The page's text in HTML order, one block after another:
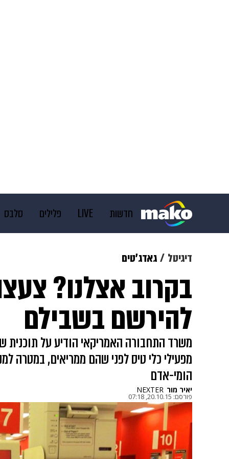
חדשות LIVE פלילים סלבס
צבא וביטחון
ויוה משפט תשעה חודשים
דיגיטל גאדג'טים
בקרוב אצלנו?
להירשם בשבילם
משרד התחבורה האמריקאי הודיע על תוכנית
מפעילי כלי טיס לפני שהם ממריאים, במטרה
הומי-אדם
יאיר מור NEXTER
פורסם: 20.10.15, 07:18